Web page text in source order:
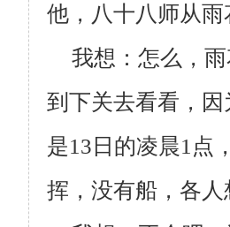
他，八十八师从
我想：怎么，
到下关去看看，
是13 日的凌晨1点
挥，没有船，各